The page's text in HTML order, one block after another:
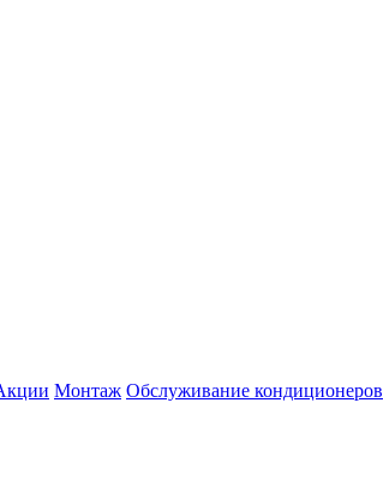
Монтаж Обслуживание кондиционеров